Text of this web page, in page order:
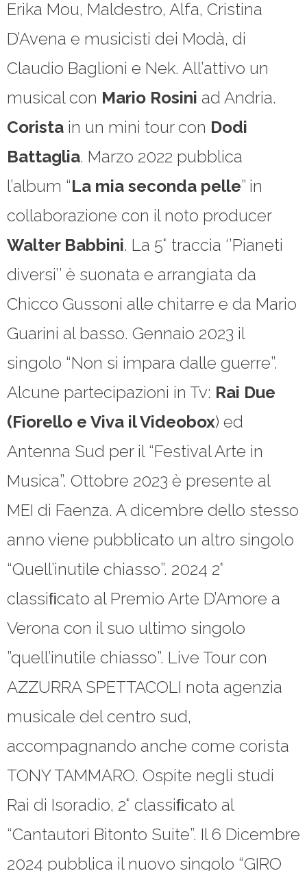
Erika Mou, Maldestro, Alfa, Cristina
D’Avena e musicisti dei Modà, di
Claudio Baglioni e Nek. All’attivo un
musical con Mario Rosini ad Andria.
Corista in un mini tour con Dodi
Battaglia. Marzo 2022 pubblica
l’album “La mia seconda pelle” in
collaborazione con il noto producer
Walter Babbini. La 5° traccia ‘’Pianeti
diversi’’ è suonata e arrangiata da
Chicco Gussoni alle chitarre e da Mario
Guarini al basso. Gennaio 2023 il
singolo “Non si impara dalle guerre”.
Alcune partecipazioni in Tv: Rai Due
(Fiorello e Viva il Videobox) ed
Antenna Sud per il “Festival Arte in
Musica”. Ottobre 2023 è presente al
MEI di Faenza. A dicembre dello stesso
anno viene pubblicato un altro singolo
“Quell’inutile chiasso”. 2024 2°
classiﬁcato al Premio Arte D’Amore a
Verona con il suo ultimo singolo
”quell’inutile chiasso”. Live Tour con
AZZURRA SPETTACOLI nota agenzia
musicale del centro sud,
accompagnando anche come corista
TONY TAMMARO. Ospite negli studi
Rai di Isoradio, 2° classiﬁcato al
“Cantautori Bitonto Suite”. Il 6 Dicembre
2024 pubblica il nuovo singolo “GIRO